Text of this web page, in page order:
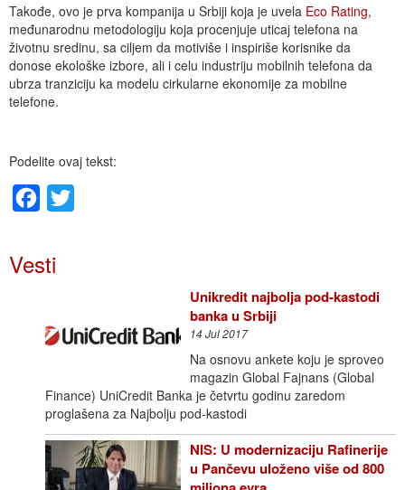
Takođe, ovo je prva kompanija u Srbiji koja je uvela Eco Rating,
međunarodnu metodologiju koja procenjuje uticaj telefona na
životnu sredinu, sa ciljem da motiviše i inspiriše korisnike da
donose ekološke izbore, ali i celu industriju mobilnih telefona da
ubrza tranziciju ka modelu cirkularne ekonomije za mobilne
telefone.
Podelite ovaj tekst:
Facebook
Vesti
Unikredit najbolja pod-kastodi
banka u Srbiji
14 Jul 2017
Na osnovu ankete koju je sproveo
magazin Global Fajnans (Global
Finance) UniCredit Banka je četvrtu godinu zaredom
proglašena za Najbolju pod-kastodi
NIS: U modernizaciju Rafinerije
u Pančevu uloženo više od 800